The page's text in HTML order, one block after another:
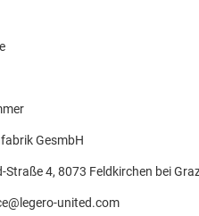
GesmbH
Straße 4, 8073 Feldkirchen bei
united.com